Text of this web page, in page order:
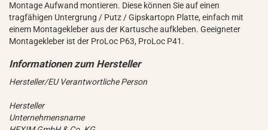
Montage Aufwand montieren. Diese können Sie auf einen
tragfähigen Untergrung / Putz / Gipskartopn Platte, einfach mit
einem Montagekleber aus der Kartusche aufkleben. Geeigneter
Montagekleber ist der ProLoc P63, ProLoc P41.
Hersteller/EU Verantwortliche Person
Hersteller
Unternehmensname